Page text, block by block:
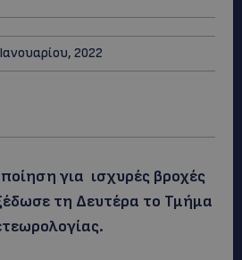
2022
για ισχυρές βροχές
τη Δευτέρα το Τμήμα